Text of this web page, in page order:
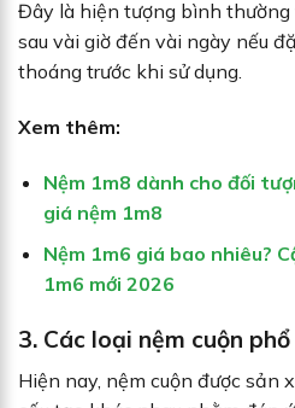
Đây là hiện tượng bình
sau vài giờ đến vài ngày nếu
thoáng trước khi sử dụng.
Xem thêm:
Nệm 1m8 dành cho đối
giá nệm 1m8
Nệm 1m6 giá bao nhiêu?
1m6 mới 2026
3. Các loại nệm cuộn
Hiện nay, nệm cuộn được sản